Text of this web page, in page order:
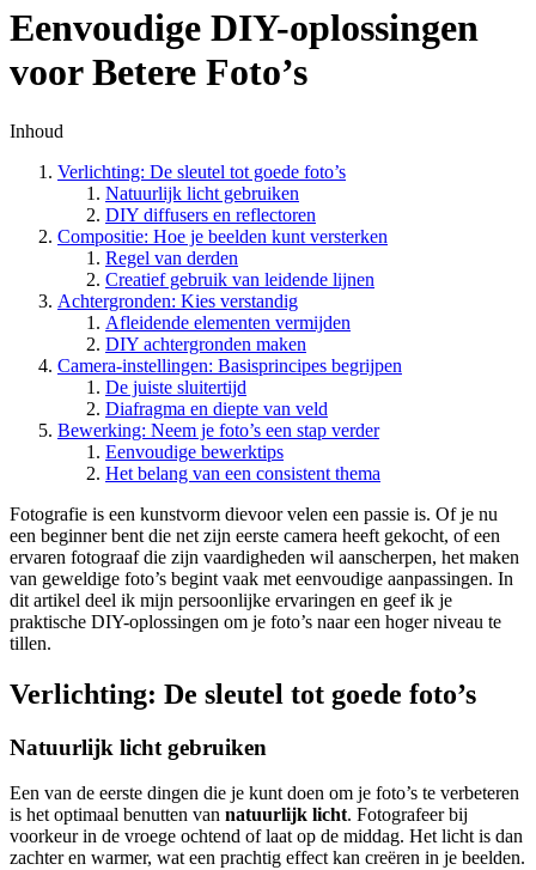
Eenvoudige DIY-oplossingen
voor Betere Foto’s
Inhoud
Verlichting: De sleutel tot goede foto’s
Natuurlijk licht gebruiken
DIY diffusers en reflectoren
Compositie: Hoe je beelden kunt versterken
Regel van derden
Creatief gebruik van leidende lijnen
Achtergronden: Kies verstandig
Afleidende elementen vermijden
DIY achtergronden maken
Camera-instellingen: Basisprincipes begrijpen
De juiste sluitertijd
Diafragma en diepte van veld
Bewerking: Neem je foto’s een stap verder
Eenvoudige bewerktips
Het belang van een consistent thema
Fotografie is een kunstvorm dievoor velen een passie is. Of je nu
een beginner bent die net zijn eerste camera heeft gekocht, of een
ervaren fotograaf die zijn vaardigheden wil aanscherpen, het maken
van geweldige foto’s begint vaak met eenvoudige aanpassingen. In
dit artikel deel ik mijn persoonlijke ervaringen en geef ik je
praktische DIY-oplossingen om je foto’s naar een hoger niveau te
tillen.
Verlichting: De sleutel tot goede foto’s
Natuurlijk licht gebruiken
Een van de eerste dingen die je kunt doen om je foto’s te verbeteren
is het optimaal benutten van natuurlijk licht. Fotografeer bij
voorkeur in de vroege ochtend of laat op de middag. Het licht is dan
zachter en warmer, wat een prachtig effect kan creëren in je beelden.